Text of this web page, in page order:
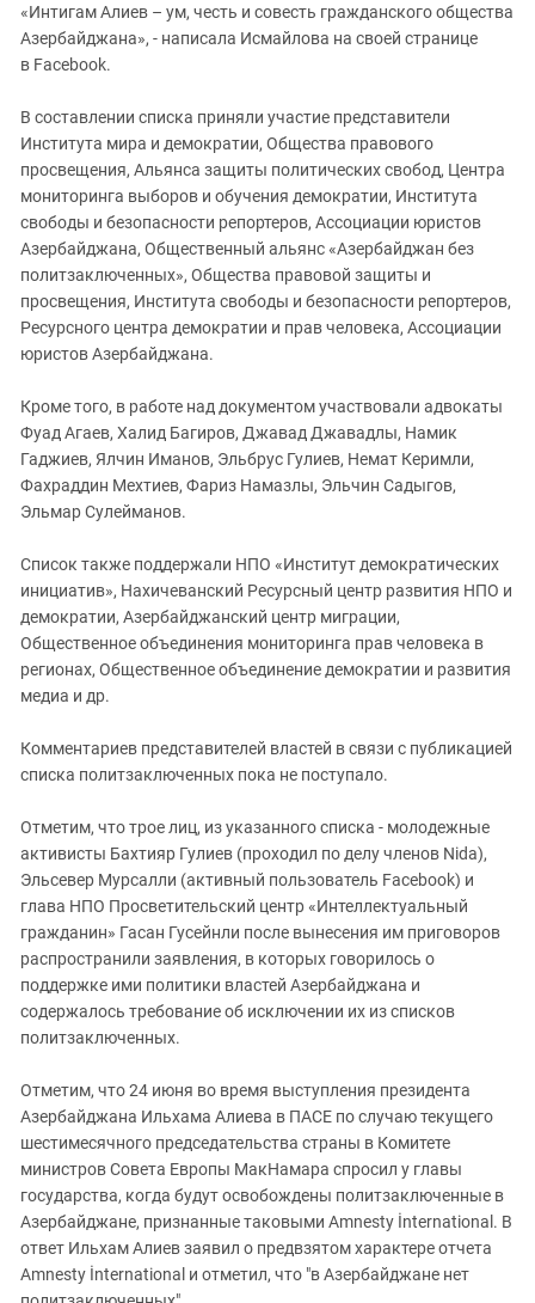
«Интигам Алиев – ум, честь и совесть гражданского общества
Азербайджана», - написала Исмайлова на своей странице
в Facebook.
В составлении списка приняли участие представители
Института мира и демократии, Общества правового
просвещения, Альянса защиты политических свобод, Центра
мониторинга выборов и обучения демократии, Института
свободы и безопасности репортеров, Ассоциации юристов
Азербайджана, Общественный альянс «Азербайджан без
политзаключенных», Общества правовой защиты и
просвещения, Института свободы и безопасности репортеров,
Ресурсного центра демократии и прав человека, Ассоциации
юристов Азербайджана.
Кроме того, в работе над документом участвовали адвокаты
Фуад Агаев, Халид Багиров, Джавад Джавадлы, Намик
Гаджиев, Ялчин Иманов, Эльбрус Гулиев, Немат Керимли,
Фахраддин Мехтиев, Фариз Намазлы, Эльчин Садыгов,
Эльмар Сулейманов.
Список также поддержали НПО «Институт демократических
инициатив», Нахичеванский Ресурсный центр развития НПО и
демократии, Азербайджанский центр миграции,
Общественное объединения мониторинга прав человека в
регионах, Общественное объединение демократии и развития
медиа и др.
Комментариев представителей властей в связи с публикацией
списка политзаключенных пока не поступало.
Отметим, что трое лиц, из указанного списка - молодежные
активисты Бахтияр Гулиев (проходил по делу членов Nida),
Эльсевер Мурсалли (активный пользователь Facebook) и
глава НПО Просветительский центр «Интеллектуальный
гражданин» Гасан Гусейнли после вынесения им приговоров
распространили заявления, в которых говорилось о
поддержке ими политики властей Азербайджана и
содержалось требование об исключении их из списков
политзаключенных.
Отметим, что 24 июня во время выступления президента
Азербайджана Ильхама Алиева в ПАСЕ по случаю текущего
шестимесячного председательства страны в Комитете
министров Совета Европы МакНамара спросил у главы
государства, когда будут освобождены политзаключенные в
Азербайджане, признанные таковыми Amnesty İnternational. В
ответ Ильхам Алиев заявил о предвзятом характере отчета
Amnesty İnternational и отметил, что "в Азербайджане нет